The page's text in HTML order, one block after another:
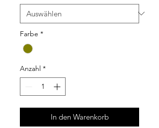
Farbe *
Anzahl *
In den Warenkorb